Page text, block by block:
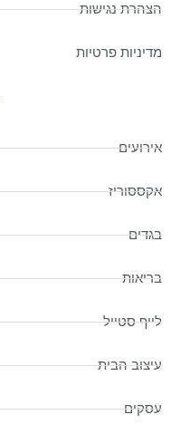
הצהרת נגישות
מדיניות פרטיות
אירועים
אקססוריז
בגדים
בריאות
לייף סטייל
עיצוב הבית
עסקים